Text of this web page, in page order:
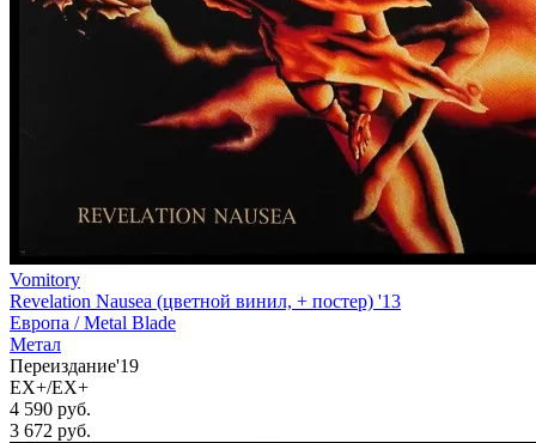
Vomitory
Revelation Nausea (цветной винил, + постер) '13
Европа /Metal Blade
Метал
Переиздание'19
EX+/EX+
4 590 руб.
3 672 руб.